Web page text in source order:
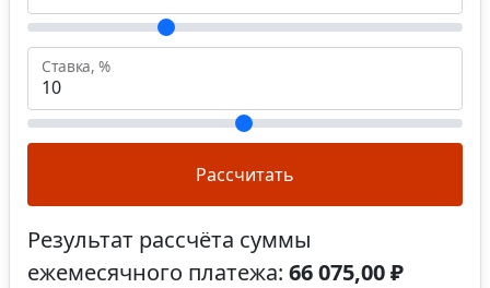
Ставка, %
Рассчитать
Результат рассчёта суммы
ежемесячного платежа: 66 075,00 ₽